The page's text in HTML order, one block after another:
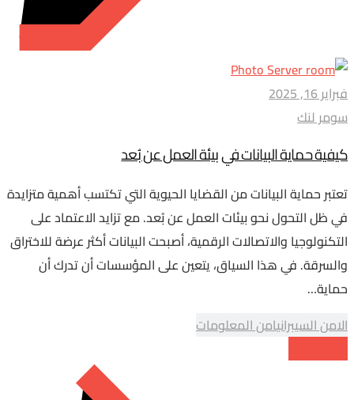
فبراير 16, 2025
سومر لنك
كيفية حماية البيانات في بيئة العمل عن بُعد
تعتبر حماية البيانات من القضايا الحيوية التي تكتسب أهمية متزايدة
في ظل التحول نحو بيئات العمل عن بُعد. مع تزايد الاعتماد على
التكنولوجيا والاتصالات الرقمية، أصبحت البيانات أكثر عرضة للاختراق
والسرقة. في هذا السياق، يتعين على المؤسسات أن تدرك أن
حماية…
الامن السيبرانيامن المعلومات